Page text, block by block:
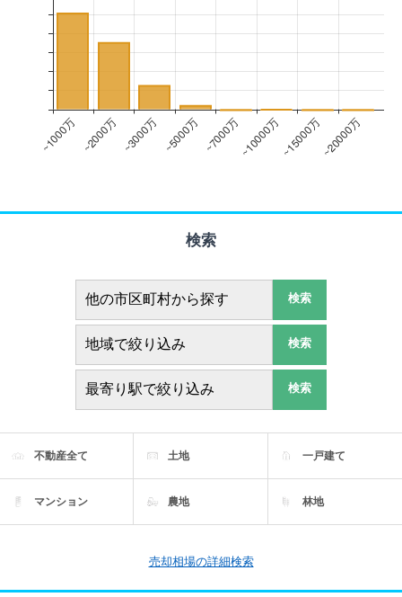
検索
検索
検索
検索
不動産全て 土地 一戸建て
マンション 農地 林地
売却相場の詳細検索